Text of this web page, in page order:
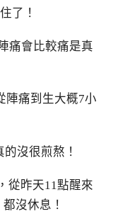
了！
痛會比較痛是真
陣痛到生大概7小
沒很煎熬！
從昨天11點醒來
沒休息！